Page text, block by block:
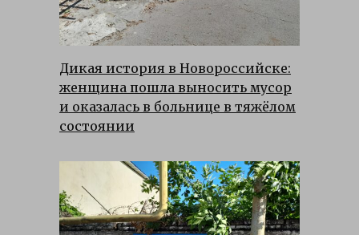
Дикая история в Новороссийске:
женщина пошла выносить мусор
и оказалась в больнице в тяжёлом
состоянии